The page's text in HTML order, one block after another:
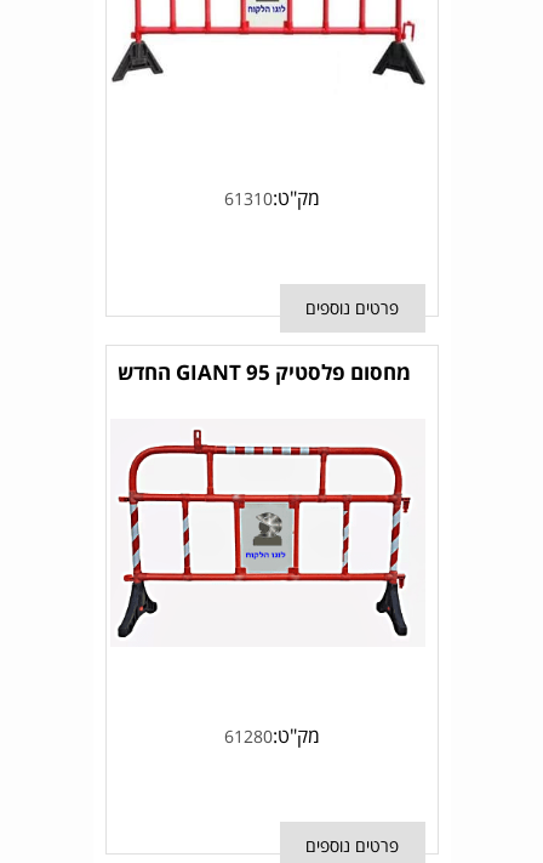
מק"ט:61310
פרטים נוספים
מחסום פלסטיק GIANT 95 החדש
מק"ט:61280
פרטים נוספים